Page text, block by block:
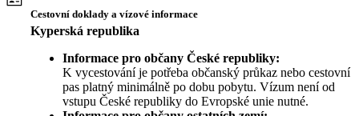
Cestovní doklady a vízové informace
Kyperská republika
Informace pro občany České republiky:
K vycestování je potřeba občanský průkaz nebo cestovní
pas platný minimálně po dobu pobytu. Vízum není od
vstupu České republiky do Evropské unie nutné.